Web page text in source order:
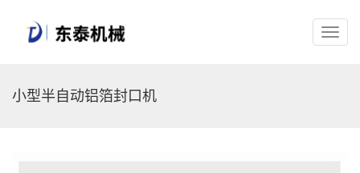
小型半自动铝箔封口机